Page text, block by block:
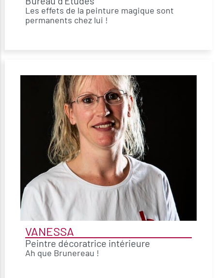
Les effets de la peinture magique sont
permanents chez lui !
VANESSA
Peintre décoratrice intérieure
Ah que Brunereau !